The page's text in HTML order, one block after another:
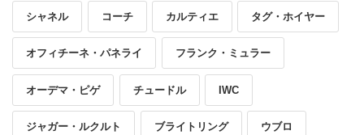
シャネル コーチ カルティエ タグ・ホイヤー
オフィチーネ・パネライ フランク・ミュラー
オーデマ・ピゲ チュードル IWC
ジャガー・ルクルト ブライトリング ウブロ